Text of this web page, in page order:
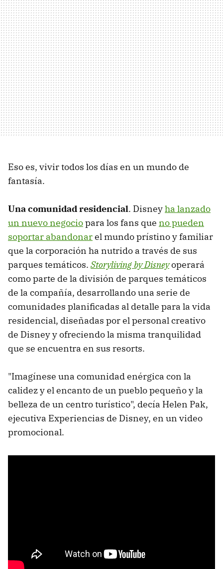
Eso es, vivir todos los días en un mundo de
fantasía.
Una comunidad residencial. Disneyha lanzado
un nuevo negociopara los fans que no pueden
soportar abandonarel mundo prístino y familiar
que la corporación ha nutrido a través de sus
parques temáticos. Storyliving by Disneyoperará
como parte de la división de parques temáticos
de la compañía, desarrollando una serie de
comunidades planificadas al detalle para la vida
residencial, diseñadas por el personal creativo
de Disney y ofreciendo la misma tranquilidad
que se encuentra en sus resorts.
"Imagínese una comunidad enérgica con la
calidez y el encanto de un pueblo pequeño y la
belleza de un centro turístico", decía Helen Pak,
ejecutiva Experiencias de Disney, en un video
promocional.